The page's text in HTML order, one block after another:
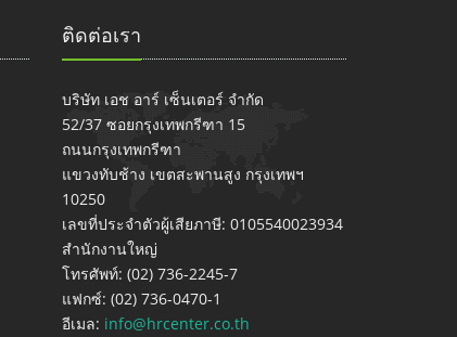
ติดต่อเรา
บริษัท เอช อาร์ เซ็นเตอร์ จำกัด
52/37 ซอยกรุงเทพกรีฑา 15
ถนนกรุงเทพกรีฑา
แขวงทับช้าง เขตสะพานสูง กรุงเทพฯ
10250
เลขที่ประจำตัวผู้เสียภาษี: 0105540023934
สำนักงานใหญ่
โทรศัพท์: (02) 736-2245-7
แฟกซ์: (02) 736-0470-1
อีเมล: info@hrcenter.co.th